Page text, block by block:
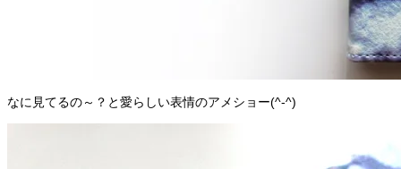
なに見てるの～？と愛らしい表情のアメショー(^-^)